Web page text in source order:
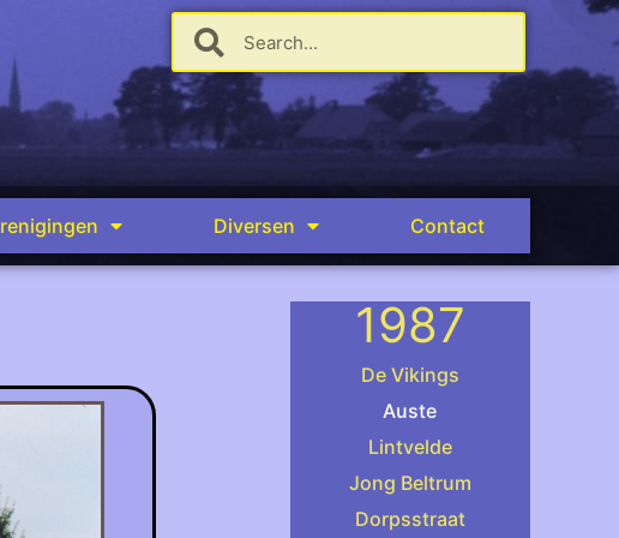
Diversen Contact
1987
De Vikings
Auste
Lintvelde
Jong Beltrum
Dorpsstraat